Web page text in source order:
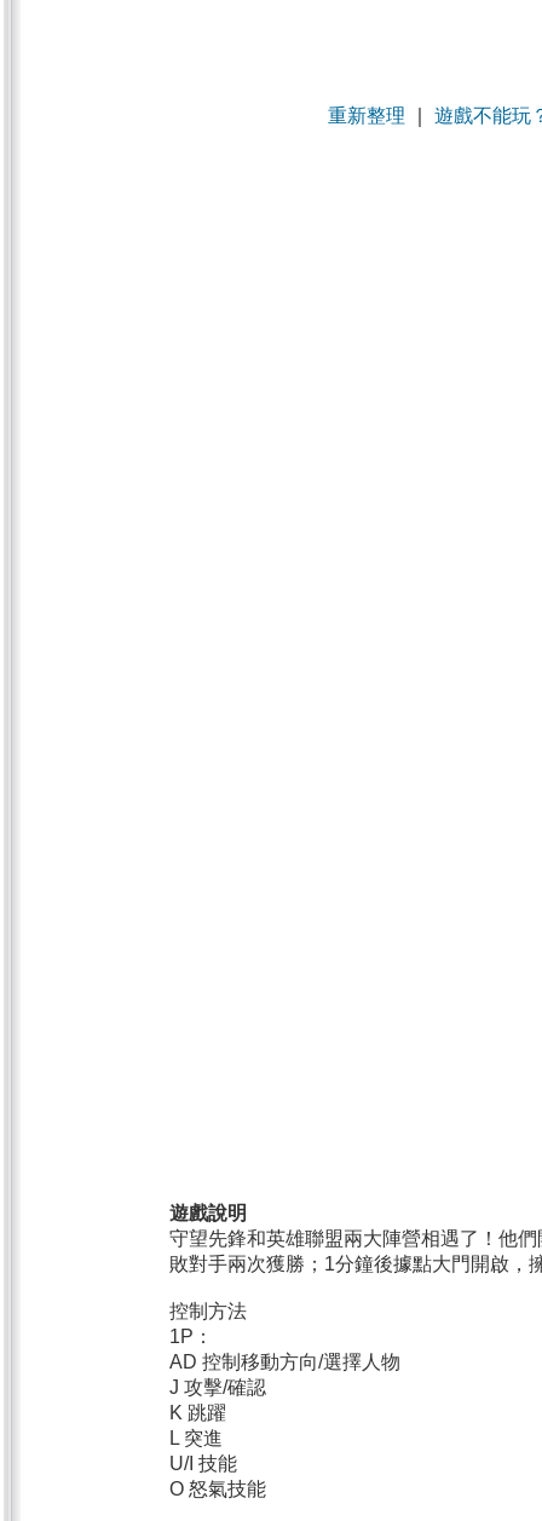
重新整理 遊戲不能玩
遊戲說明
守望先鋒和英雄聯盟兩大陣營相遇了！他
敗對手兩次獲勝；1分鐘後據點大門開啟，
控制方法
1P：
AD 控制移動方向/選擇人物
J 攻擊/確認
K 跳躍
L 突進
U/I 技能
O 怒氣技能